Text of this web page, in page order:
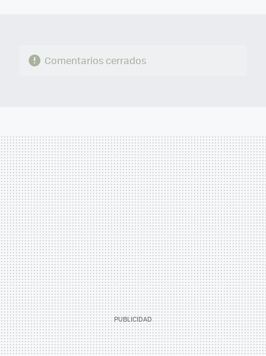
Comentarios cerrados